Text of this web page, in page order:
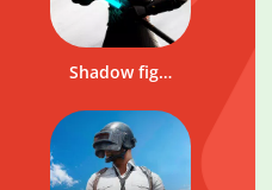
Shadow fight 3